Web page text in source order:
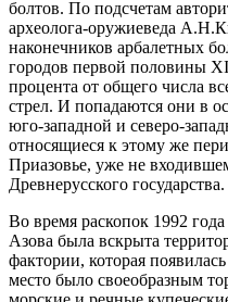
болтов. По подсчетам
археолога-оружиеведа
наконечников арбалетных
городов первой половины
процента от общего числа
стрел. И попадаются они в
юго-западной и северо-
относящиеся к этому же
Приазовье, уже не
Древнерусского государства.
Во время раскопок 1992
Азова была вскрыта
фактории, которая
место было своеобразным